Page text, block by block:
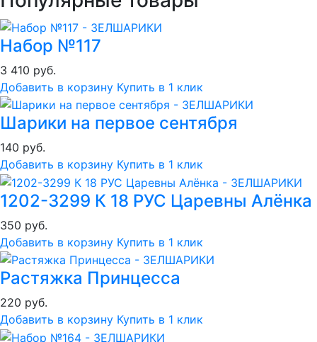
Набор №117
3 410 руб.
Добавить в корзину Купить в 1 клик
Шарики на первое сентября
140 руб.
Добавить в корзину Купить в 1 клик
1202-3299 К 18 РУС Царевны Алёнка
350 руб.
Добавить в корзину Купить в 1 клик
Растяжка Принцесса
220 руб.
Добавить в корзину Купить в 1 клик